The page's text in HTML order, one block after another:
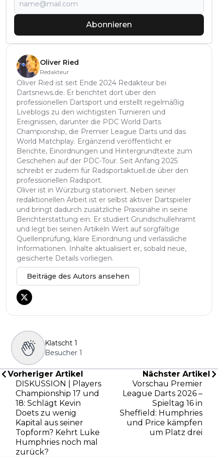
Abonnieren
Oliver Ried
Redakteur
Oliver Ried ist seit Ende 2024 Redakteur bei
Dartsnews.de. Er berichtet dort über den
professionellen Dartsport und erstellt regelmäßig
Liveblogs zu den wichtigsten Turnieren und
Ereignissen, darunter die PDC World Darts
Championship, die Premier League Darts und das
World Matchplay. Ergänzend veröffentlicht er
Berichte, Einordnungen und Hintergrundtexte zum
Geschehen auf der PDC-Tour. Seit Anfang 2025
schreibt er zudem für Radsportaktuell.de über den
professionellen Radsport.
Oliver ist in Würzburg stationiert. Neben seiner
redaktionellen Arbeit ist er selbst aktiver Dartspieler
und bringt dadurch zusätzliche Praxisnähe in seine
Berichterstattung ein. Er studiert Grundschullehramt
und legt bei seinen Artikeln Wert auf sorgfältige
Quellenprüfung, klare Einordnung und verlässliche
Informationen. Inhalte aktualisiert er, sobald neue,
gesicherte Details vorliegen.
Beiträge des Autors ansehen
Klatscht 1
Besucher 1
Vorheriger Artikel
DISKUSSION | Players
Championship 17 und
18: Schlägt Kevin
Doets zu wenig
Kapital aus seiner
Topform? Kehrt Luke
Humphries noch mal
zurück?
Nächster Artikel
Vorschau Premier
League Darts 2026 –
Spieltag 16 in
Sheffield: Humphries
und Price kämpfen
um Platz drei